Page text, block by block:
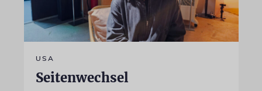
USA
Seitenwechsel